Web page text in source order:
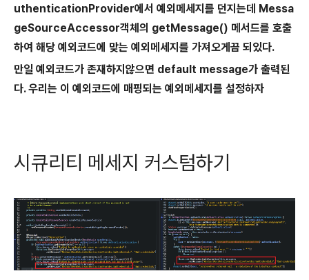
uthenticationProvider에서 예외메세지를 던지는데 Messa
geSourceAccessor객체의 getMessage() 메서드를 호출
하여 해당 예외코드에 맞는 예외메세지를 가져오게끔 되있다.
만일 예외코드가 존재하지않으면 default message가 출력된
다. 우리는 이 예외코드에 매핑되는 예외메세지를 설정하자
시큐리티 메세지 커스텀하기